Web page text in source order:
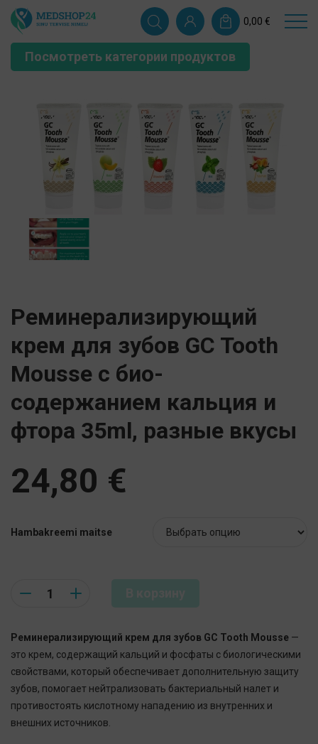
0,00 €
Посмотреть категории продуктов
Реминерализирующий
крем для зубов GC Tooth
Mousse с био-
содержанием кальция и
фтора 35ml, разные вкусы
24,80 €
Hambakreemi maitse
Реминерализирующий крем для зубов GC Tooth Mousse —
это крем, содержащий кальций и фосфаты с биологическими
свойствами, который обеспечивает дополнительную защиту
зубов, помогает нейтрализовать бактериальный налет и
противостоять кислотному нападению из внутренних и
внешних источников.